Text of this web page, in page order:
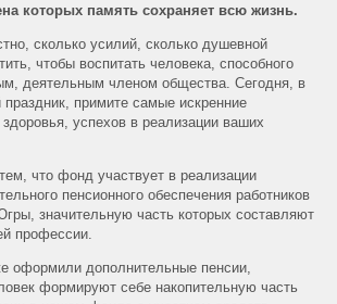
которых память сохраняет всю жизнь.
сколько усилий, сколько душевной
чтобы воспитать человека, способного
деятельным членом общества. Сегодня, в
праздник, примите самые искренние
здоровья, успехов в реализации ваших
что фонд участвует в реализации
пенсионного обеспечения работников
значительную часть которых составляют
профессии.
оформили дополнительные пенсии,
формируют себе накопительную часть